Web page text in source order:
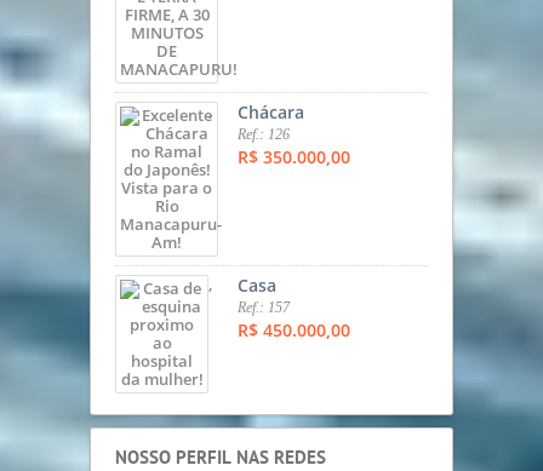
, Chácara
Ref.: 126
R$ 350.000,00
, Casa
Ref.: 157
R$ 450.000,00
NOSSO PERFIL NAS REDES